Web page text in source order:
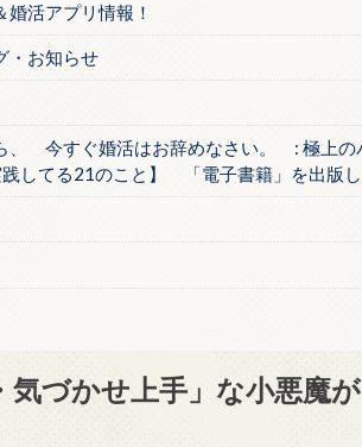
活アプリ情報！
・お知らせ
、 今すぐ婚活はお辞めなさい。 : 極上の
してる21のこと】 「電子書籍」を出版し
気づかせ上手」な小悪魔